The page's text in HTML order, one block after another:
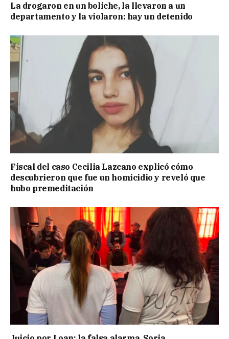
La drogaron en un boliche, la llevaron a un
departamento y la violaron: hay un detenido
Fiscal del caso Cecilia Lazcano explicó cómo
descubrieron que fue un homicidio y reveló que
hubo premeditación